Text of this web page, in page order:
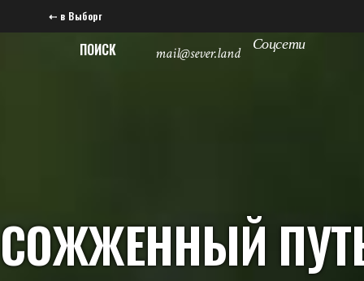
⇠ в Выборг
ПОИСК mail@sever.land Соцсети
СОЖЖЕННЫЙ